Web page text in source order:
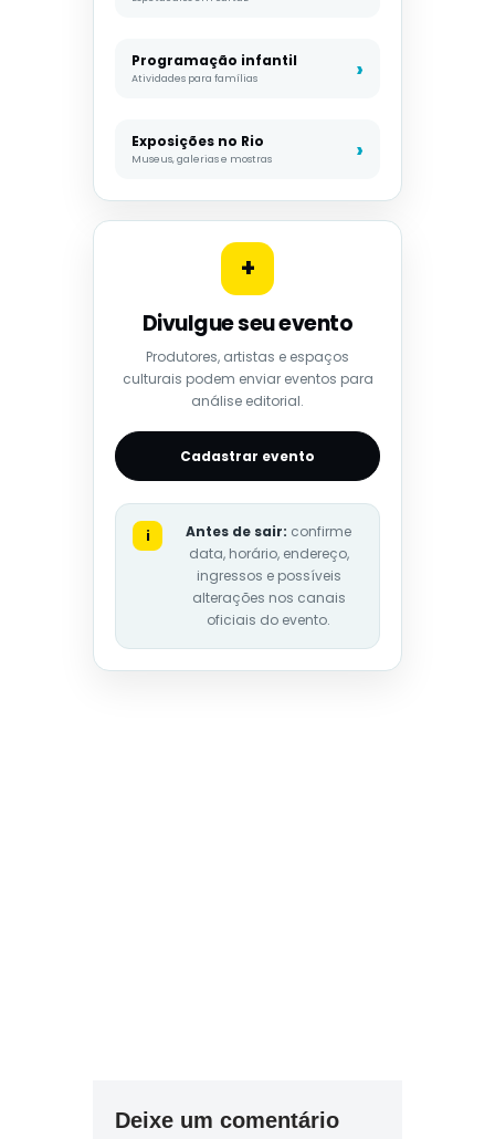
Programação infantil
Atividades para famílias
Exposições no Rio
Museus, galerias e mostras
+
Divulgue seu evento
Produtores, artistas e espaços
culturais podem enviar eventos para
análise editorial.
Cadastrar evento
i Antes de sair: confirme
data, horário, endereço,
ingressos e possíveis
alterações nos canais
oficiais do evento.
Deixe um comentário